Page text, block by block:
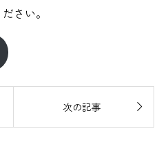
さい。
次の記事 